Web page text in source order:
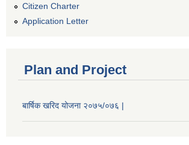
Citizen Charter
Application Letter
Plan and Project
बार्षिक खरिद योजना २०७५/०७६ |